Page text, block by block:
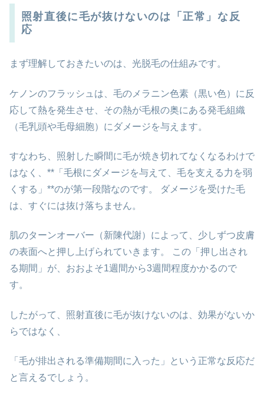
照射直後に毛が抜けないのは「正常」な反
応
まず理解しておきたいのは、光脱毛の仕組みです。
ケノンのフラッシュは、毛のメラニン色素（黒い色）に反
応して熱を発生させ、その熱が毛根の奥にある発毛組織
（毛乳頭や毛母細胞）にダメージを与えます。
すなわち、照射した瞬間に毛が焼き切れてなくなるわけで
はなく、**「毛根にダメージを与えて、毛を支える力を弱
くする」**のが第一段階なのです。 ダメージを受けた毛
は、すぐには抜け落ちません。
肌のターンオーバー（新陳代謝）によって、少しずつ皮膚
の表面へと押し上げられていきます。 この「押し出され
る期間」が、おおよそ1週間から3週間程度かかるので
す。
したがって、照射直後に毛が抜けないのは、効果がないか
らではなく、
「毛が排出される準備期間に入った」という正常な反応だ
と言えるでしょう。